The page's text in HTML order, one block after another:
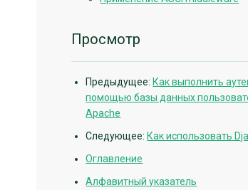
Просмотр
Предыдущее: Как выполнить
помощью базы данных
Apache
Следующее: Как использовать
Оглавление
Алфавитный указатель